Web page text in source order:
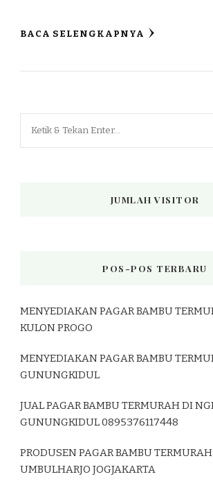
BACA SELENGKAPNYA
JUMLAH VISITOR
POS-POS TERBARU
MENYEDIAKAN PAGAR BAMBU
KULON PROGO
MENYEDIAKAN PAGAR BAMBU
GUNUNGKIDUL
JUAL PAGAR BAMBU TERMURAH DI
GUNUNGKIDUL 0895376117448
PRODUSEN PAGAR BAMBU
UMBULHARJO JOGJAKARTA